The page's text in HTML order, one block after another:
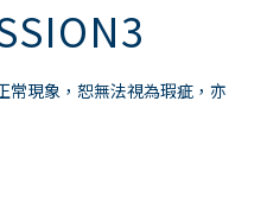
常現象，恕無法視為瑕疵，亦